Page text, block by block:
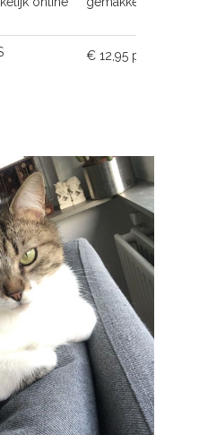
€ 12,95 p.m.